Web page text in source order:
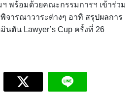
พร้อมด้วยคณะกรรมการฯ เข้าร่วม
จารณาวาระต่างๆ อาทิ สรุปผลการ
ตัน Lawyer’s Cup ครั้งที่ 26